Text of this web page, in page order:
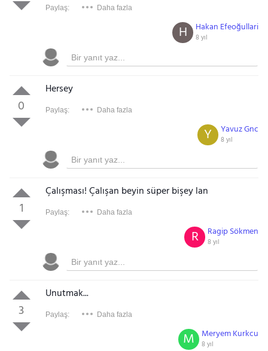
Paylaş: Daha fazla
Hakan Efeoğullari
8 yıl
H
0
Hersey
Paylaş: Daha fazla
Yavuz Gnc
8 yıl
Y
1
Çalışması! Çalışan beyin süper bişey lan
Paylaş: Daha fazla
Ragip Sökmen
8 yıl
R
3
Unutmak...
Paylaş: Daha fazla
Meryem Kurkcu
8 yıl
M